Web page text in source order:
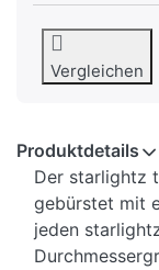
Vergleichen
Produktdetails
Der starlightz
gebürstet mit
jeden